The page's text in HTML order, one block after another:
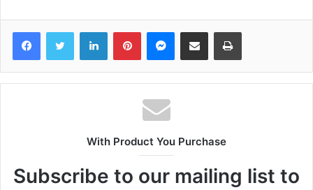
FacebookTwitter LinkedInPinterestMessenger
Share via Email Print
With Product You Purchase
Subscribe to our mailing list to